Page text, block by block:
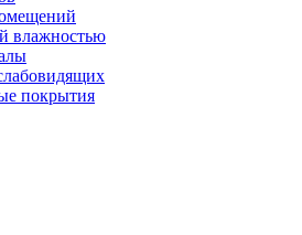
влажностью
покрытия